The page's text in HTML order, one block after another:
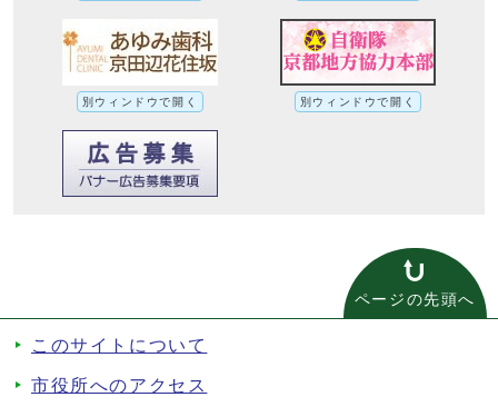
別ウィンドウで開く 別ウィンドウで開く
ページの先頭へ
このサイトについて
市役所へのアクセス